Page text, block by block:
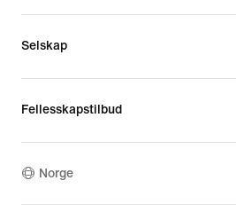
Selskap
Fellesskapstilbud
Norge